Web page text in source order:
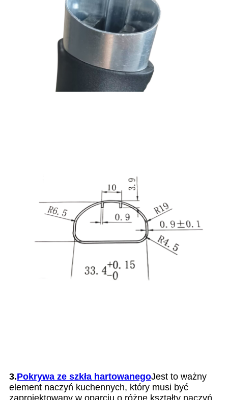
3.Pokrywa ze szkła hartowanegoJest to ważny
element naczyń kuchennych, który musi być
zaprojektowany w oparciu o różne kształty naczyń,